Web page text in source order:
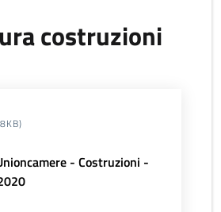
costruzioni
- Costruzioni -